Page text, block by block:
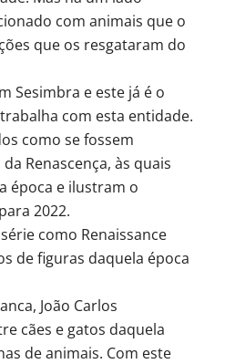
com animais que o
que os resgataram do
Sesimbra e este já é o
com esta entidade.
como se fossem
Renascença, às quais
época e ilustram o
2022.
como Renaissance
de figuras daquela época
João Carlos
cães e gatos daquela
de animais. Com este